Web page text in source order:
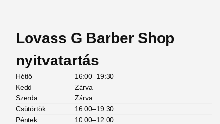
Lovass G Barber Shop
nyitvatartás
Hétfő
16:00–19:30
Kedd
Zárva
Szerda
Zárva
Csütörtök
16:00–19:30
Péntek
10:00–12:00